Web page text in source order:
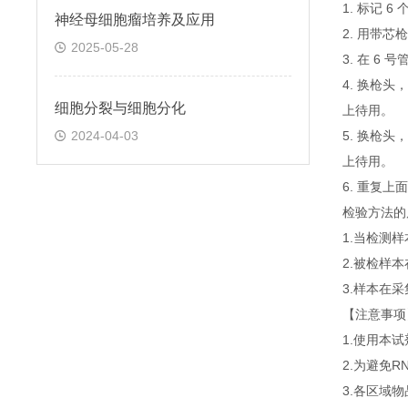
神经母细胞瘤培养及应用
2025-05-28
细胞分裂与细胞分化
2024-04-03
1. 标记 6
2. 用带芯
3. 在 6 号
4. 换枪头
上待用。
5. 换枪头
上待用。
6. 重复上
检验方法
1.当检测
2.被检样
3.样本在采
【注意事
1.使用本
2.为避免
3.各区域物